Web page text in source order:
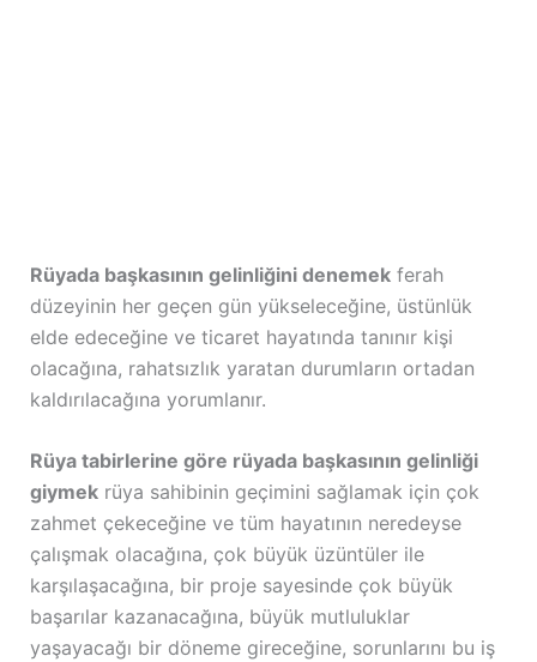
Rüyada başkasının gelinliğini denemekferah
düzeyinin her geçen gün yükseleceğine, üstünlük
elde edeceğine ve ticaret hayatında tanınır kişi
olacağına, rahatsızlık yaratan durumların ortadan
kaldırılacağına yorumlanır.
Rüya tabirlerine göre rüyada başkasının gelinliği
giymekrüya sahibinin geçimini sağlamak için çok
zahmet çekeceğine ve tüm hayatının neredeyse
çalışmak olacağına, çok büyük üzüntüler ile
karşılaşacağına, bir proje sayesinde çok büyük
başarılar kazanacağına, büyük mutluluklar
yaşayacağı bir döneme gireceğine, sorunlarını bu iş